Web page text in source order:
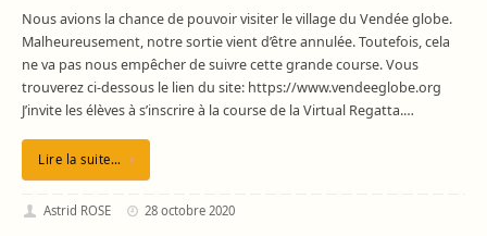
Nous avions la chance de pouvoir visiter le village du Vendée globe.
Malheureusement, notre sortie vient d’être annulée. Toutefois, cela
ne va pas nous empêcher de suivre cette grande course. Vous
trouverez ci-dessous le lien du site: https://www.vendeeglobe.org
J’invite les élèves à s’inscrire à la course de la Virtual Regatta.…
Lire la suite…
Astrid ROSE 28 octobre 2020